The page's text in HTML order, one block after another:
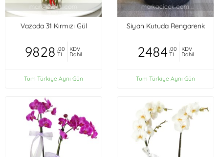
Vazoda 31 Kırmızı Gül
9828 ,00
TL
KDV
Dahil
Tüm Türkiye Aynı Gün
Siyah Kutuda Rengarenk
2484 ,00
TL
KDV
Dahil
Tüm Türkiye Aynı Gün